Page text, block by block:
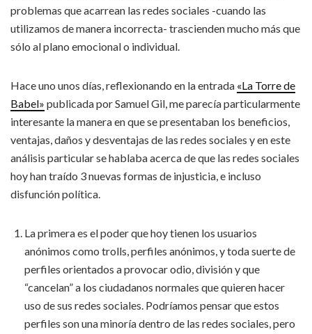
problemas que acarrean las redes sociales -cuando las
utilizamos de manera incorrecta- trascienden mucho más que
sólo al plano emocional o individual.
Hace uno unos días, reflexionando en la entrada «La Torre de
Babel» publicada por Samuel Gil, me parecía particularmente
interesante la manera en que se presentaban los beneficios,
ventajas, daños y desventajas de las redes sociales y en este
análisis particular se hablaba acerca de que las redes sociales
hoy han traído 3 nuevas formas de injusticia, e incluso
disfunción política.
La primera es el poder que hoy tienen los usuarios
anónimos como trolls, perfiles anónimos, y toda suerte de
perfiles orientados a provocar odio, división y que
“cancelan” a los ciudadanos normales que quieren hacer
uso de sus redes sociales. Podríamos pensar que estos
perfiles son una minoría dentro de las redes sociales, pero